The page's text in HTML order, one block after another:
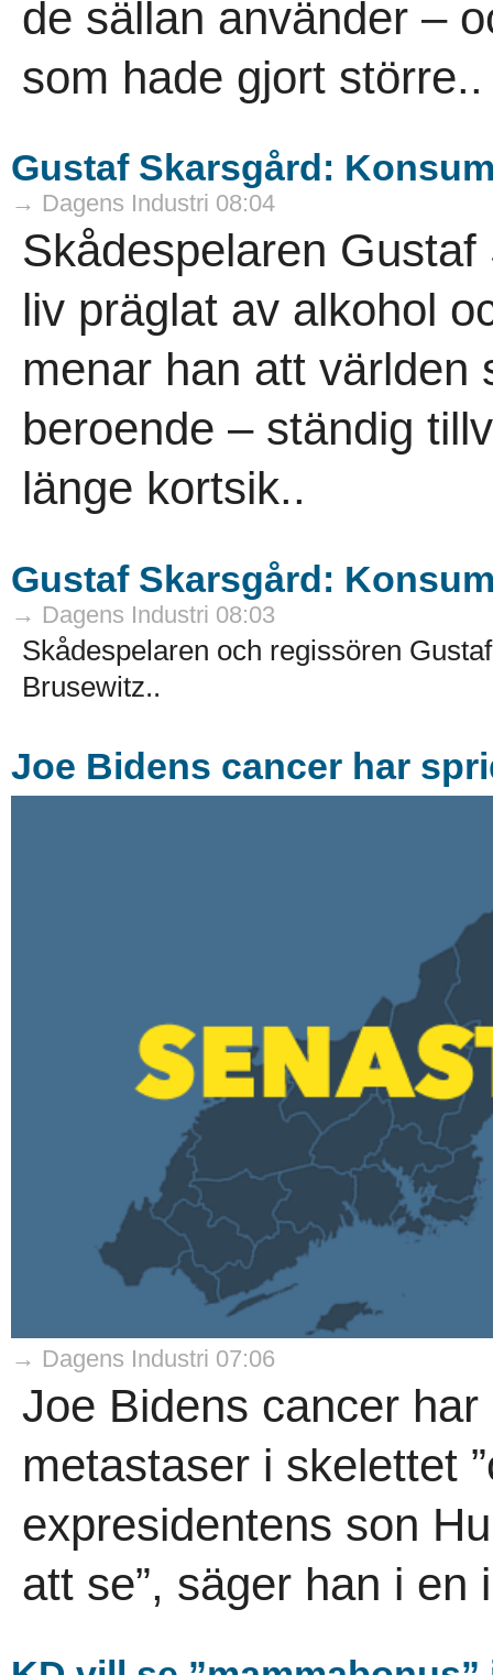
de sällan använder –
som hade gjort större..
Gustaf Skarsgård:
→ Dagens Industri 08:04
Skådespelaren
liv präglat av alkohol
menar han att världen
beroende – ständig
länge kortsik..
Gustaf Skarsgård:
→ Dagens Industri 08:03
Skådespelaren och regissören
Brusewitz..
Joe Bidens cancer har
→ Dagens Industri 07:06
Joe Bidens cancer
metastaser i skelettet
expresidentens son
att se”, säger han i en